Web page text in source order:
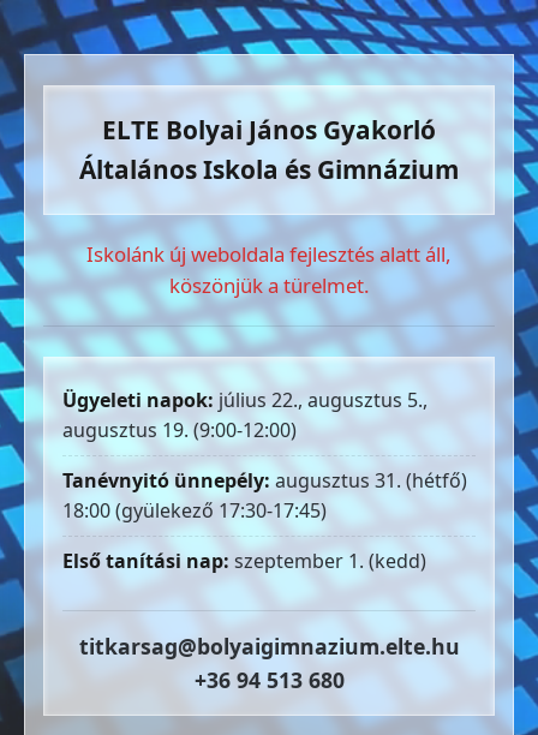
ELTE Bolyai János Gyakorló
Általános Iskola és Gimnázium
Iskolánk új weboldala fejlesztés alatt áll,
köszönjük a türelmet.
Ügyeleti napok: július 22., augusztus 5.,
augusztus 19. (9:00-12:00)
Tanévnyitó ünnepély: augusztus 31. (hétfő)
18:00 (gyülekező 17:30-17:45)
Első tanítási nap: szeptember 1. (kedd)
titkarsag@bolyaigimnazium.elte.hu
+36 94 513 680